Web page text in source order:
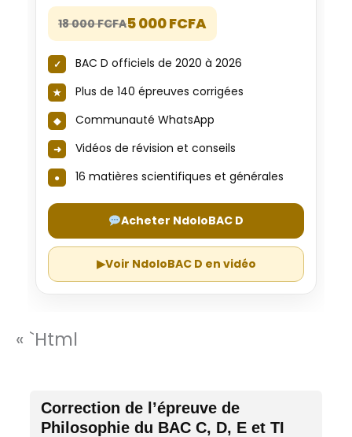
18 000 FCFA5 000 FCFA
BAC D officiels de 2020 à 2026
Plus de 140 épreuves corrigées
Communauté WhatsApp
Vidéos de révision et conseils
16 matières scientifiques et générales
Acheter NdoloBAC D
▶Voir NdoloBAC D en vidéo
« `html
Correction de l’épreuve de
Philosophie du BAC C, D, E et TI